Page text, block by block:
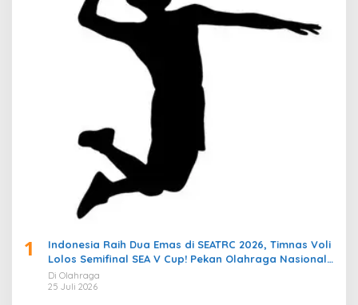
1
Indonesia Raih Dua Emas di SEATRC 2026, Timnas Voli
Lolos Semifinal SEA V Cup! Pekan Olahraga Nasional
Bergemuruh
Di Olahraga
25 Juli 2026